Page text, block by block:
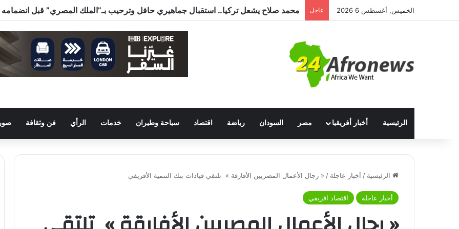
الخميس, أغسطس 6 2026 عاجل
الرئيسية أخبار أفريقيا مصر السودان رياضة اقتصاد سياحة وطيران خدمات الرأي فن وثقافة
الرئيسية / أخبار عاجلة / « رجال الأعمال المصريين الأفارقة » تلتقي قيادات بنك التنمية الأفريقي
أخبار عاجلة اقتصاد افريقي